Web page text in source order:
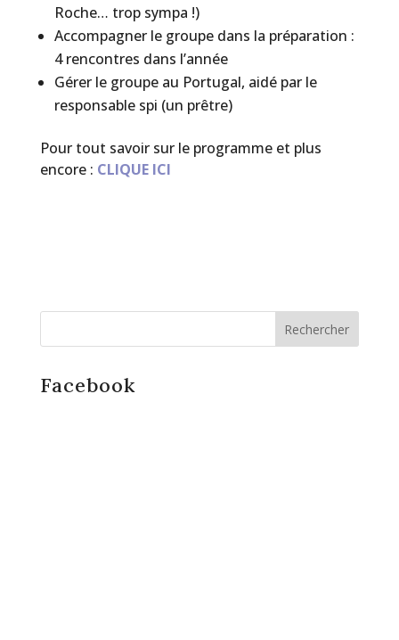
Roche… trop sympa !)
Accompagner le groupe dans la préparation :
4 rencontres dans l’année
Gérer le groupe au Portugal, aidé par le
responsable spi (un prêtre)
Pour tout savoir sur le programme et plus
encore : CLIQUE ICI
Facebook